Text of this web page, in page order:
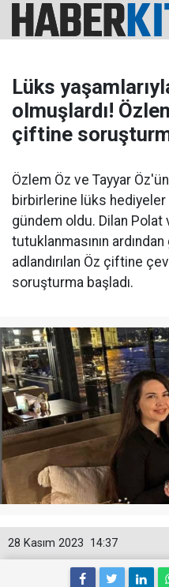
Lüks
olmuşlardı!
çiftine
Özlem Öz ve Tayyar Öz'ün
birbirlerine lüks
gündem oldu. Dilan Polat
tutuklanmasının
adlandırılan Öz çiftine
soruşturma başladı.
14:37
28 Kasım 2023